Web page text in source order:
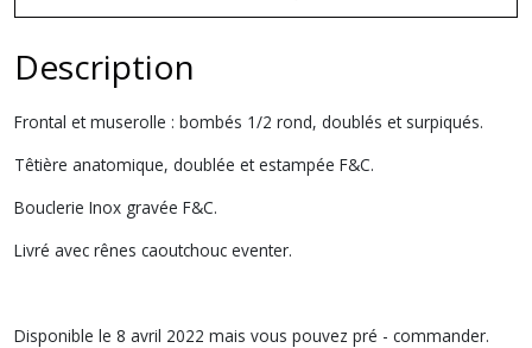
Description
Frontal et muserolle : bombés 1/2 rond, doublés et surpiqués.
Têtière anatomique, doublée et estampée F&C.
Bouclerie Inox gravée F&C.
Livré avec rênes caoutchouc eventer.
Disponible le 8 avril 2022 mais vous pouvez pré - commander.